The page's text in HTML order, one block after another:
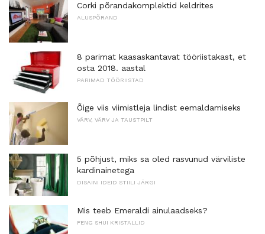
Corki põrandakomplektid keldrites
ALUSPÕRAND
8 parimat kaasaskantavat tööriistakast, et
osta 2018. aastal
PARIMAD TÖÖRIISTAD
Õige viis viimistleja lindist eemaldamiseks
VÄRV, VÄRV JA TAUSTPILT
5 põhjust, miks sa oled rasvunud värviliste
kardinainetega
DISAINI IDEID STIILI JÄRGI
Mis teeb Emeraldi ainulaadseks?
FENG SHUI KRISTALLID